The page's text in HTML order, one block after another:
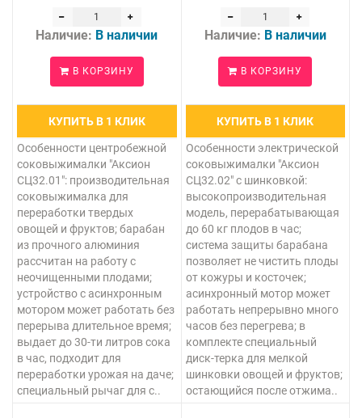
Наличие: В наличии
В КОРЗИНУ
КУПИТЬ В 1 КЛИК
Особенности центробежной
соковыжималки "Аксион
СЦ32.01": производительная
соковыжималка для
переработки твердых
овощей и фруктов; барабан
из прочного алюминия
рассчитан на работу с
неочищенными плодами;
устройство с асинхронным
мотором может работать без
перерыва длительное время;
выдает до 30-ти литров сока
в час, подходит для
переработки урожая на даче;
специальный рычаг для с..
Наличие: В наличии
В КОРЗИНУ
КУПИТЬ В 1 КЛИК
Особенности электрической
соковыжималки "Аксион
СЦ32.02" с шинковкой:
высокопроизводительная
модель, перерабатывающая
до 60 кг плодов в час;
система защиты барабана
позволяет не чистить плоды
от кожуры и косточек;
асинхронный мотор может
работать непрерывно много
часов без перегрева; в
комплекте специальный
диск-терка для мелкой
шинковки овощей и фруктов;
остающийся после отжима..